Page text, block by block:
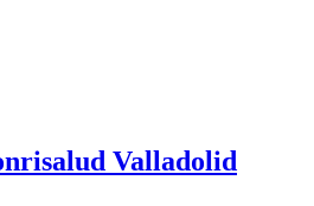
Valladolid